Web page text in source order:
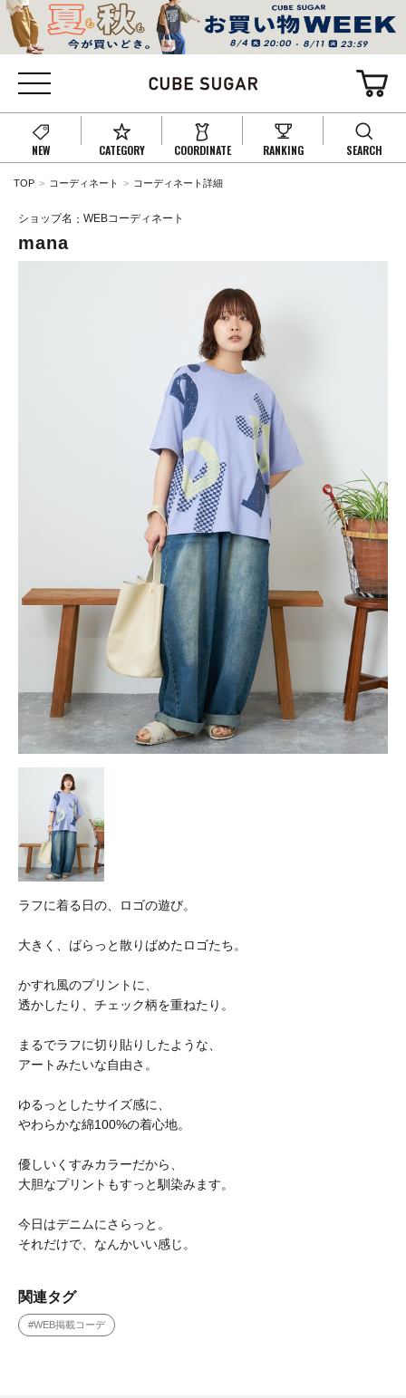
NEW CATEGORY COORDINATE RANKING SEARCH
TOP コーディネート コーディネート詳細
ショップ名 WEBコーディネート
mana
ラフに着る日の、ロゴの遊び。
大きく、ばらっと散りばめたロゴたち。
かすれ風のプリントに、
透かしたり、チェック柄を重ねたり。
まるでラフに切り貼りしたような、
アートみたいな自由さ。
ゆるっとしたサイズ感に、
やわらかな綿100%の着心地。
優しいくすみカラーだから、
大胆なプリントもすっと馴染みます。
今日はデニムにさらっと。
それだけで、なんかいい感じ。
関連タグ
#WEB掲載コーデ